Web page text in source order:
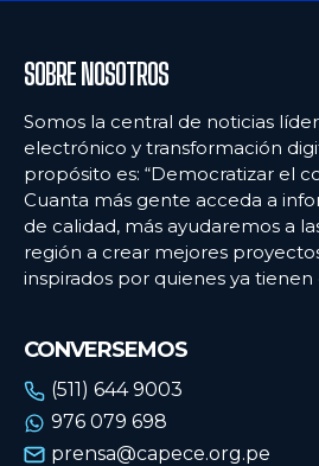
SOBRE NOSOTROS
Somos la central de noticias
electrónico y transformación
propósito es: “Democratizar el
Cuanta más gente acceda a
de calidad, más ayudaremos a
región a crear mejores
inspirados por quienes ya
CONVERSEMOS
(511) 644 9003
976 079 698
prensa@capece.org.pe